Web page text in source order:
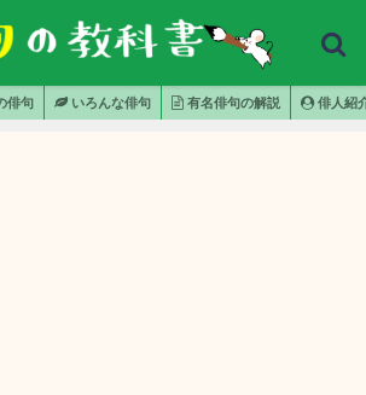
俳句 いろんな俳句 有名俳句の解説 俳人紹